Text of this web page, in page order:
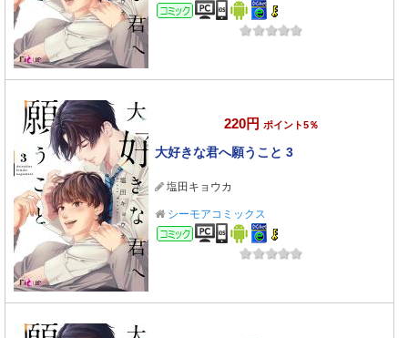
コミック
220円 ポイント5％
大好きな君へ願うこと 3
塩田キョウカ
シーモアコミックス
コミック